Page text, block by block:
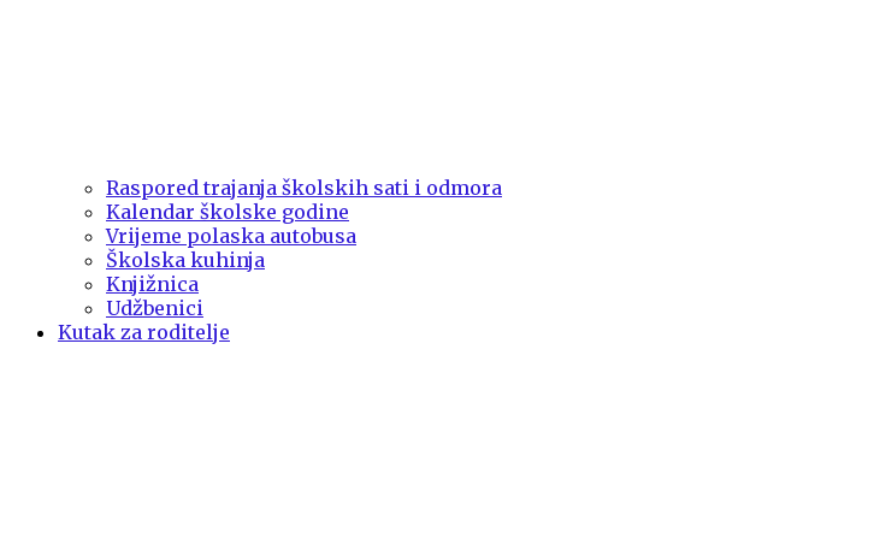
Raspored trajanja školskih sati i odmora
Kalendar školske godine
Vrijeme polaska autobusa
Školska kuhinja
Knjižnica
Udžbenici
Kutak za roditelje